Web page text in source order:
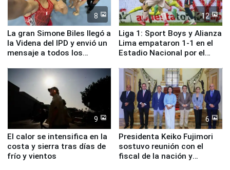
8
La gran Simone Biles llegó a
la Videna del IPD y envió un
mensaje a todos los
12
Liga 1: Sport Boys y Alianza
Lima empataron 1-1 en el
Estadio Nacional por el
9
El calor se intensifica en la
costa y sierra tras días de
frío y vientos
6
Presidenta Keiko Fujimori
sostuvo reunión con el
fiscal de la nación y